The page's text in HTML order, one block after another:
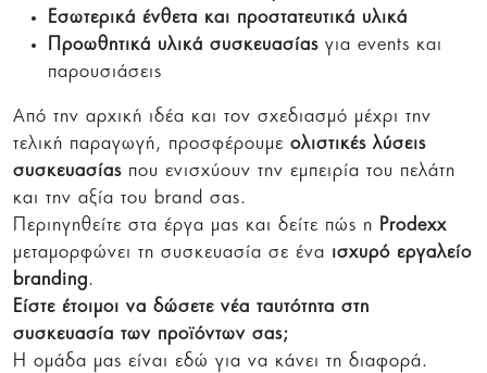
Εσωτερικά ένθετα και προστατευτικά υλικά
Προωθητικά υλικά συσκευασίας για events και
παρουσιάσεις
Από την αρχική ιδέα και τον σχεδιασμό μέχρι την
τελική παραγωγή, προσφέρουμε ολιστικές λύσεις
συσκευασίας που ενισχύουν την εμπειρία του πελάτη
και την αξία του brand σας.
Περιηγηθείτε στα έργα μας και δείτε πώς η
Prodexx
μεταμορφώνει τη συσκευασία σε ένα ισχυρό εργαλείο
branding.
Είστε έτοιμοι να δώσετε νέα ταυτότητα στη
συσκευασία των προϊόντων σας;
Η ομάδα μας είναι εδώ για να κάνει τη διαφορά.